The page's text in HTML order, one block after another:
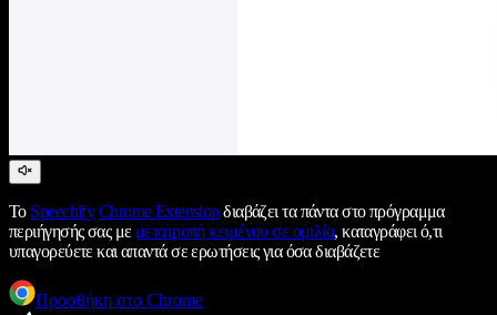
Το Speechify Chrome Extension διαβάζει τα πάντα στο πρόγραμμα
περιήγησής σας με μετατροπή κειμένου σε ομιλία, καταγράφει ό,τι
υπαγορεύετε και απαντά σε ερωτήσεις για όσα διαβάζετε
Προσθήκη στο Chrome